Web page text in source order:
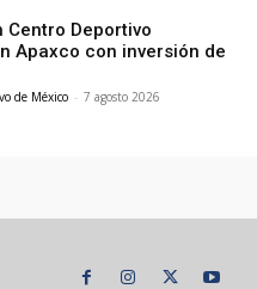
Centro Deportivo
Apaxco con inversión de
de México - 7 agosto 2026